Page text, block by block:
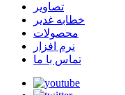
تصاویر
خطابه غدیر
محصولات
نرم افزار
تماس با ما